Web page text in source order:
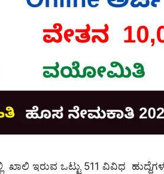
ಖಾಲಿ ಇರುವ ಒಟ್ಟು 511 ವಿವಿಧ